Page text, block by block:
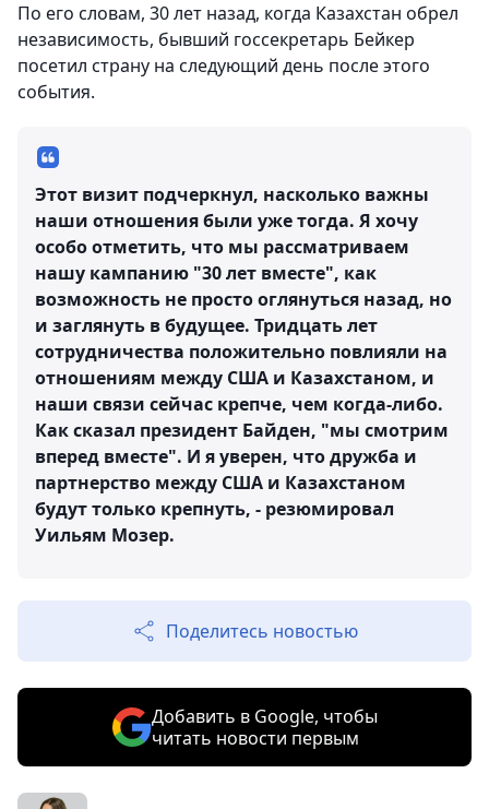
По его словам, 30 лет назад, когда Казахстан обрел
независимость, бывший госсекретарь Бейкер
посетил страну на следующий день после этого
события.
Этот визит подчеркнул, насколько важны
наши отношения были уже тогда. Я хочу
особо отметить, что мы рассматриваем
нашу кампанию "30 лет вместе", как
возможность не просто оглянуться назад, но
и заглянуть в будущее. Тридцать лет
сотрудничества положительно повлияли на
отношениям между США и Казахстаном, и
наши связи сейчас крепче, чем когда-либо.
Как сказал президент Байден, "мы смотрим
вперед вместе". И я уверен, что дружба и
партнерство между США и Казахстаном
будут только крепнуть, - резюмировал
Уильям Мозер.
Поделитесь новостью
Добавить в Google, чтобы
читать новости первым